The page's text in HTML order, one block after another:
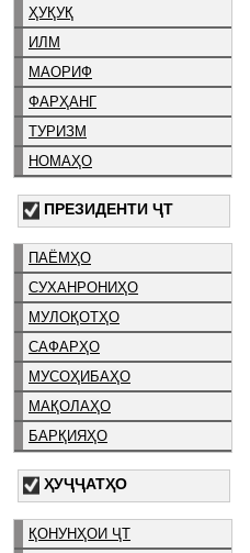
ҲУҚУҚ
ИЛМ
МАОРИФ
ФАРҲАНГ
ТУРИЗМ
НОМАҲО
ПРЕЗИДЕНТИ ҶТ
ПАЁМҲО
СУХАНРОНИҲО
МУЛОҚОТҲО
САФАРҲО
МУСОҲИБАҲО
МАҚОЛАҲО
БАРҚИЯҲО
ҲУҶҶАТҲО
ҚОНУНҲОИ ҶТ